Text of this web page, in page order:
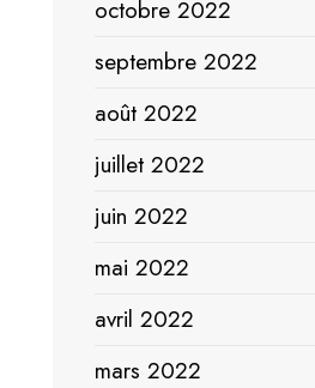
octobre 2022
septembre 2022
août 2022
juillet 2022
juin 2022
mai 2022
avril 2022
mars 2022